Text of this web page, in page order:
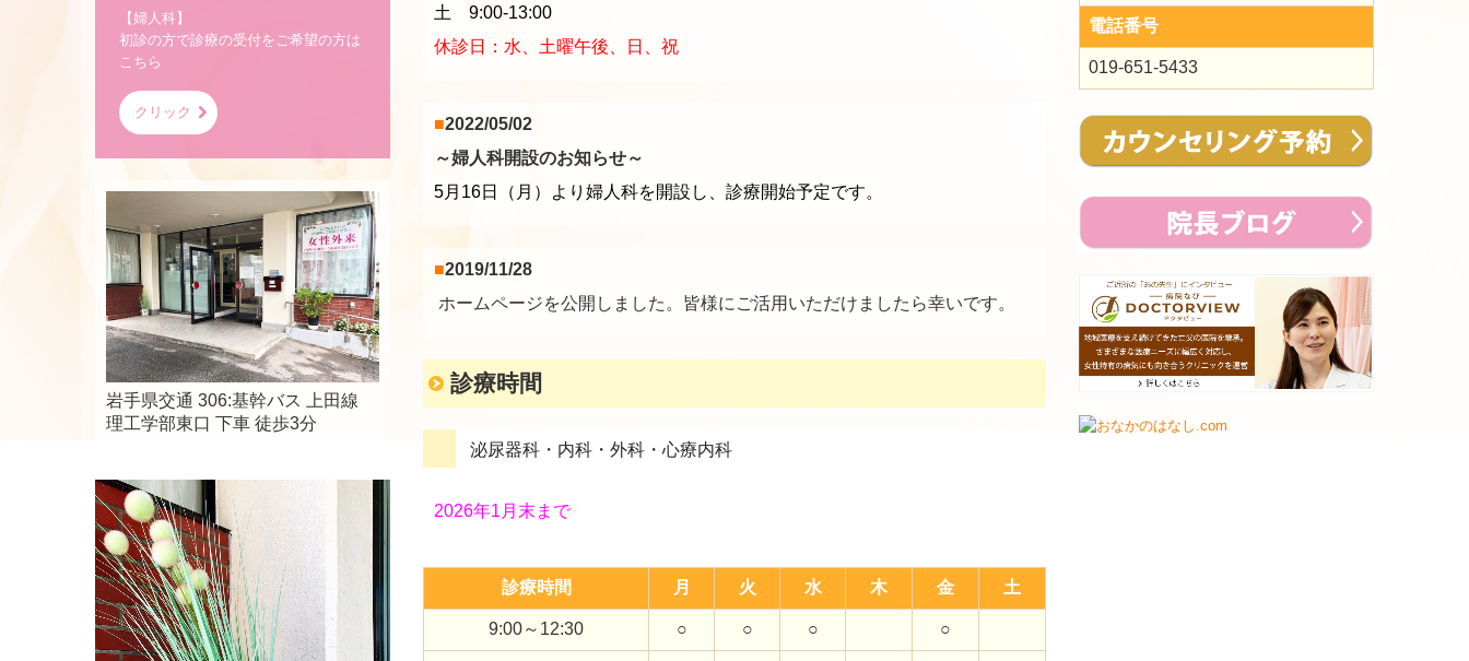
【婦人科】
初診の方で診療の受付をご希望の方は
こちら
クリック
岩手県交通 306:基幹バス 上田線
理工学部東口 下車 徒歩3分
土 9:00-13:00
休診日：水、土曜午後、日、祝
■2022/05/02
～婦人科開設のお知らせ～
5月16日（月）より婦人科を開設し、診療開始予定です。
■2019/11/28
ホームページを公開しました。皆様にご活用いただけましたら幸いです。
診療時間
泌尿器科・内科・外科・心療内科
2026年1月末まで
診療時間 月 火 水 木 金 土
9:00～12:30 ○ ○ ○ ○
電話番号
019-651-5433